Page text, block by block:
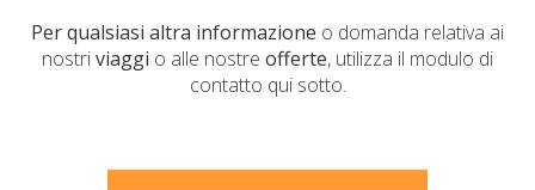
Per qualsiasi altra informazione o domanda relativa ai
nostriviaggi o alle nostre offerte, utilizza il modulo di
contatto qui sotto.